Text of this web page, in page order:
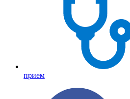
прием